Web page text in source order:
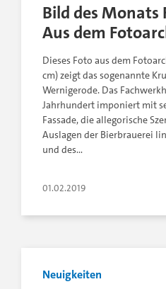
Bild des Monats
Aus dem
Dieses Foto aus dem
cm) zeigt das sogenannte
Wernigerode. Das
Jahrhundert imponiert mit
Fassade, die allegorische
Auslagen der Bierbrauerei
und des…
01.02.2019
Neuigkeiten